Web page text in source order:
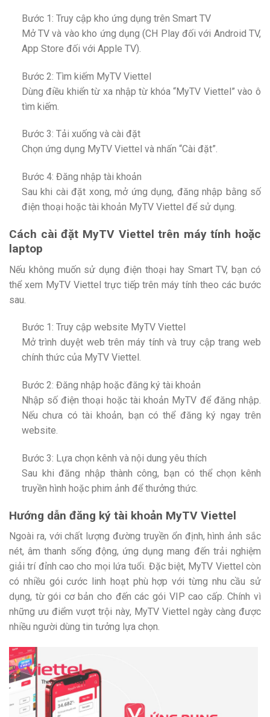
Bước 1: Truy cập kho ứng dụng trên Smart TV
Mở TV và vào kho ứng dụng (CH Play đối với Android TV,
App Store đối với Apple TV).
Bước 2: Tìm kiếm MyTV Viettel
Dùng điều khiển từ xa nhập từ khóa “MyTV Viettel” vào ô
tìm kiếm.
Bước 3: Tải xuống và cài đặt
Chọn ứng dụng MyTV Viettel và nhấn “Cài đặt”.
Bước 4: Đăng nhập tài khoản
Sau khi cài đặt xong, mở ứng dụng, đăng nhập bằng số
điện thoại hoặc tài khoản MyTV Viettel để sử dụng.
Cách cài đặt MyTV Viettel trên máy tính hoặc
laptop
Nếu không muốn sử dụng điện thoại hay Smart TV, bạn có
thể xem MyTV Viettel trực tiếp trên máy tính theo các bước
sau.
Bước 1: Truy cập website MyTV Viettel
Mở trình duyệt web trên máy tính và truy cập trang web
chính thức của MyTV Viettel.
Bước 2: Đăng nhập hoặc đăng ký tài khoản
Nhập số điện thoại hoặc tài khoản MyTV để đăng nhập.
Nếu chưa có tài khoản, bạn có thể đăng ký ngay trên
website.
Bước 3: Lựa chọn kênh và nội dung yêu thích
Sau khi đăng nhập thành công, bạn có thể chọn kênh
truyền hình hoặc phim ảnh để thưởng thức.
Hướng dẫn đăng ký tài khoản MyTV Viettel
Ngoài ra, với chất lượng đường truyền ổn định, hình ảnh sắc
nét, âm thanh sống động, ứng dụng mang đến trải nghiệm
giải trí đỉnh cao cho mọi lứa tuổi. Đặc biệt, MyTV Viettel còn
có nhiều gói cước linh hoạt phù hợp với từng nhu cầu sử
dụng, từ gói cơ bản cho đến các gói VIP cao cấp. Chính vì
những ưu điểm vượt trội này, MyTV Viettel ngày càng được
nhiều người dùng tin tưởng lựa chọn.